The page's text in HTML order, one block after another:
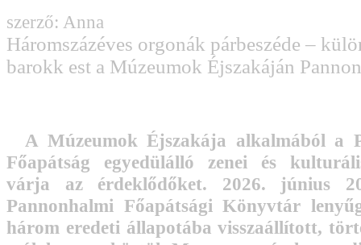
szerző: Anna
Háromszázéves orgonák párbeszéde –
barokk est a Múzeumok Éjszakáján
A Múzeumok Éjszakája alkalmából a
Főapátság egyedülálló zenei és
várja az érdeklődőket. 2026. június
Pannonhalmi Főapátsági Könyvtár
három eredeti állapotába visszaállított,